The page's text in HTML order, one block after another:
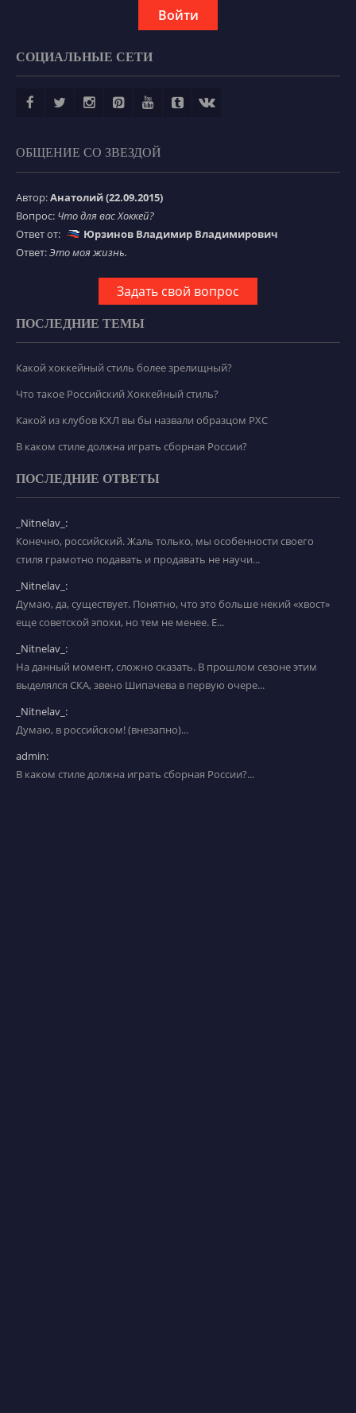
Войти
СОЦИАЛЬНЫЕ СЕТИ
ОБЩЕНИЕ СО ЗВЕЗДОЙ
Автор:Анатолий (22.09.2015)
Вопрос: Что для вас Хоккей?
Ответ от:
Юрзинов Владимир Владимирович
Ответ:Это моя жизнь.
Задать свой вопрос
ПОСЛЕДНИЕ ТЕМЫ
Какой хоккейный стиль более зрелищный?
Что такое Российский Хоккейный стиль?
Какой из клубов КХЛ вы бы назвали образцом РХС
В каком стиле должна играть сборная России?
ПОСЛЕДНИЕ ОТВЕТЫ
_Nitnelav_:
Конечно, российский. Жаль только, мы особенности своего
стиля грамотно подавать и продавать не научи...
_Nitnelav_:
Думаю, да, существует. Понятно, что это больше некий «хвост»
еще советской эпохи, но тем не менее. Е...
_Nitnelav_:
На данный момент, сложно сказать. В прошлом сезоне этим
выделялся СКА, звено Шипачева в первую очере...
_Nitnelav_:
Думаю, в российском! (внезапно)...
admin:
В каком стиле должна играть сборная России?...